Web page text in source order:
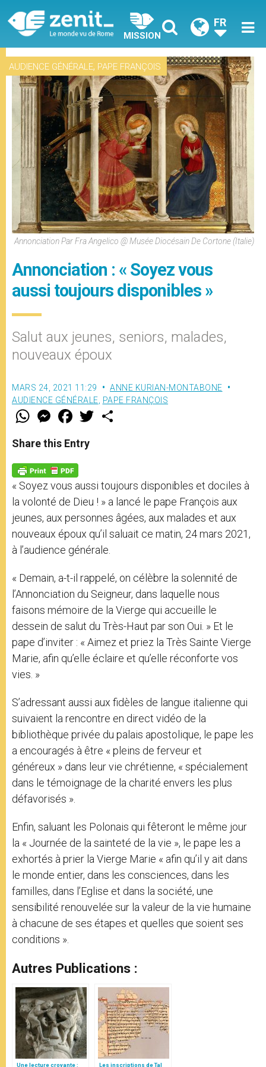
MISSION
FR
AUDIENCE GÉNÉRALE, PAPE FRANÇOIS
Annonciation Par Fra Angelico @ Musée Diocésain De Cortone (Italie)
Annonciation : « Soyez vous
aussi toujours disponibles »
Salut aux jeunes, seniors, malades,
nouveaux époux
MARS 24, 2021 11:29
ANNE KURIAN-MONTABONE
AUDIENCE GÉNÉRALE PAPE FRANÇOIS
W
t
s
p
p
M
e
s
e
g
e
r
F
a
e
b
o
k
w
Share this Entry
« Soyez vous aussi toujours disponibles et dociles à
la volonté de Dieu ! » a lancé le pape François aux
jeunes, aux personnes âgées, aux malades et aux
nouveaux époux qu’il saluait ce matin, 24 mars 2021,
à l’audience générale.
« Demain, a-t-il rappelé, on célèbre la solennité de
l’Annonciation du Seigneur, dans laquelle nous
faisons mémoire de la Vierge qui accueille le
dessein de salut du Très-Haut par son Oui. » Et le
pape d’inviter : « Aimez et priez la Très Sainte Vierge
Marie, afin qu’elle éclaire et qu’elle réconforte vos
vies. »
S’adressant aussi aux fidèles de langue italienne qui
suivaient la rencontre en direct vidéo de la
bibliothèque privée du palais apostolique, le pape les
a encouragés à être « pleins de ferveur et
généreux » dans leur vie chrétienne, « spécialement
dans le témoignage de la charité envers les plus
défavorisés ».
Enfin, saluant les Polonais qui fêteront le même jour
la « Journée de la sainteté de la vie », le pape les a
exhortés à prier la Vierge Marie « afin qu’il y ait dans
le monde entier, dans les consciences, dans les
familles, dans l’Eglise et dans la société, une
sensibilité renouvelée sur la valeur de la vie humaine
à chacune de ses étapes et quelles que soient ses
conditions ».
Autres Publications :
Une lecture croyante :
Les inscriptions de Tal